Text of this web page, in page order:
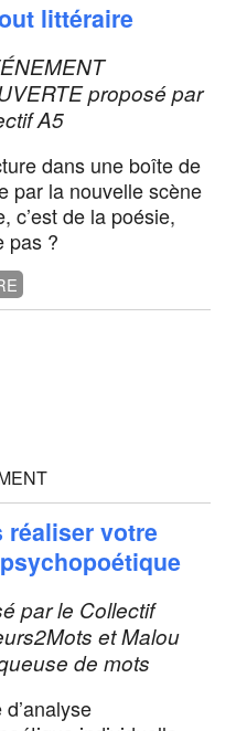
littéraire
proposé par
A5
dans une boîte de
par la nouvelle scène
c’est de la poésie,
pas ?
réaliser votre
par le Collectif
et Malou
de mots